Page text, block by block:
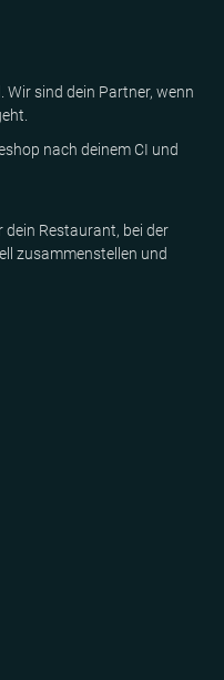
Wir sind dein Partner, wenn
nach deinem CI und
dein Restaurant, bei der
zusammenstellen und